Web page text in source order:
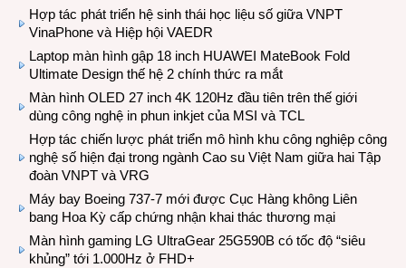
Hợp tác phát triển hệ sinh thái học liệu số giữa VNPT
VinaPhone và Hiệp hội VAEDR
Laptop màn hình gập 18 inch HUAWEI MateBook Fold
Ultimate Design thế hệ 2 chính thức ra mắt
Màn hình OLED 27 inch 4K 120Hz đầu tiên trên thế giới
dùng công nghệ in phun inkjet của MSI và TCL
Hợp tác chiến lược phát triển mô hình khu công nghiệp công
nghệ số hiện đại trong ngành Cao su Việt Nam giữa hai Tập
đoàn VNPT và VRG
Máy bay Boeing 737-7 mới được Cục Hàng không Liên
bang Hoa Kỳ cấp chứng nhận khai thác thương mại
Màn hình gaming LG UltraGear 25G590B có tốc độ “siêu
khủng” tới 1.000Hz ở FHD+